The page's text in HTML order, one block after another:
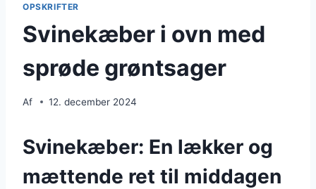
OPSKRIFTER
Svinekæber i ovn med
sprøde grøntsager
Af 12. december 2024
Svinekæber: En lækker og
mættende ret til middagen